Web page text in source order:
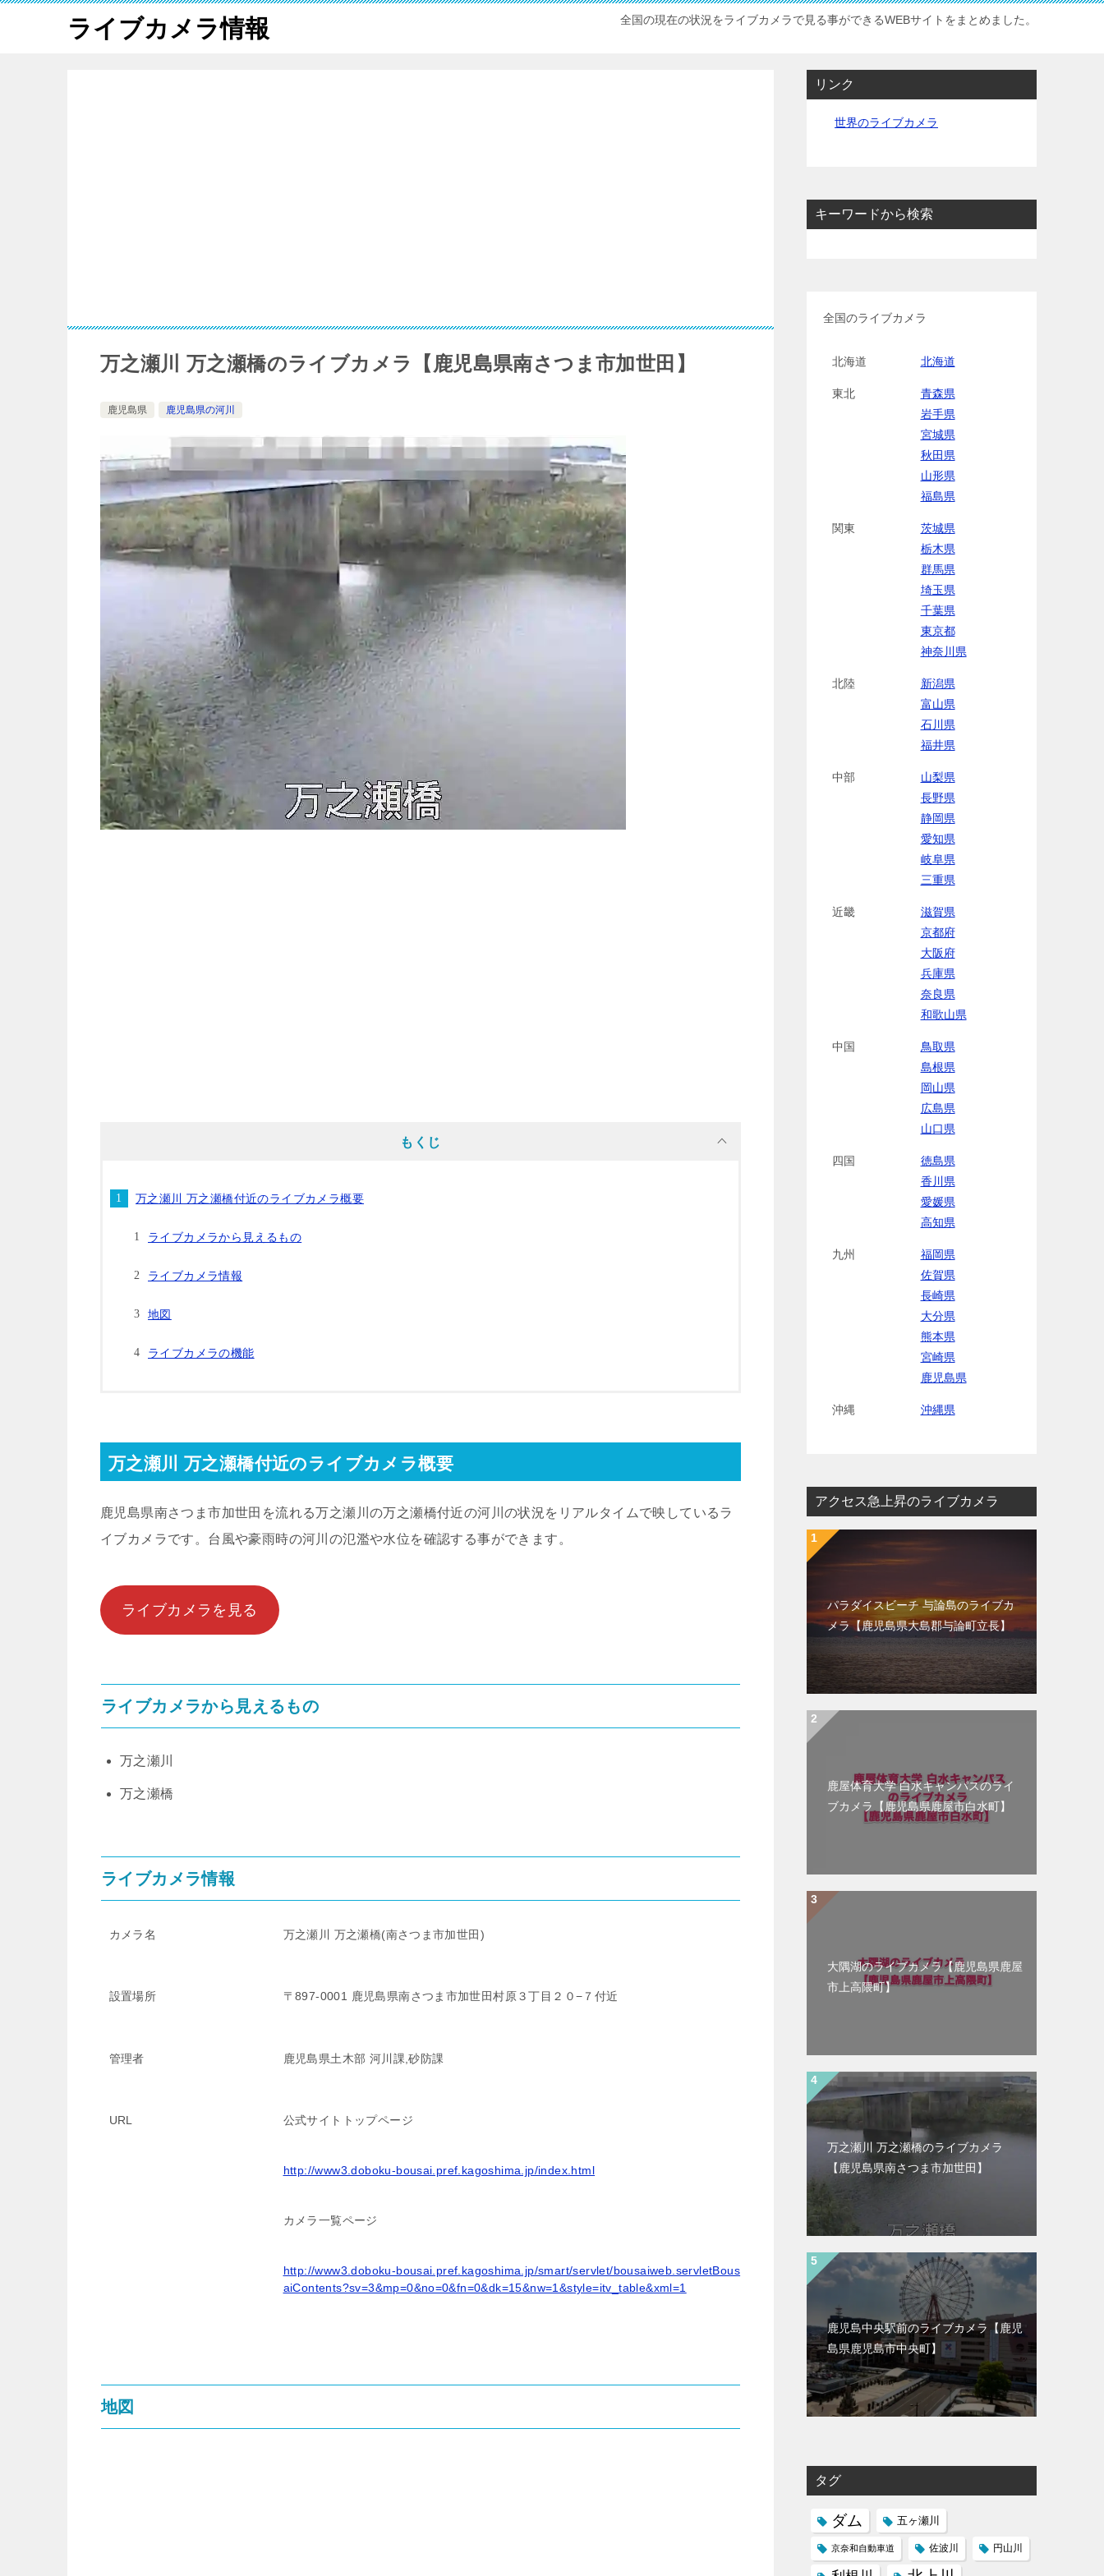
ライブカメラ情報 全国の現在の状況をライブカメラで見る事ができるWEBサイトをまとめました。
万之瀬川 万之瀬橋のライブカメラ【鹿児島県南さつま市加世田】
鹿児島県 鹿児島県の河川
もくじ
万之瀬川 万之瀬橋付近のライブカメラ概要
ライブカメラから見えるもの
ライブカメラ情報
地図
ライブカメラの機能
万之瀬川 万之瀬橋付近のライブカメラ概要
鹿児島県南さつま市加世田を流れる万之瀬川の万之瀬橋付近の河川の状況をリアルタイムで映しているラ
イブカメラです。台風や豪雨時の河川の氾濫や水位を確認する事ができます。
ライブカメラを見る
ライブカメラから見えるもの
万之瀬川
万之瀬橋
ライブカメラ情報
カメラ名 万之瀬川 万之瀬橋(南さつま市加世田)
設置場所 〒897-0001 鹿児島県南さつま市加世田村原３丁目２０−７付近
管理者 鹿児島県土木部 河川課,砂防課
URL 公式サイトトップページ
http://www3.doboku-bousai.pref.kagoshima.jp/index.html
カメラ一覧ページ
http://www3.doboku-bousai.pref.kagoshima.jp/smart/servlet/bousaiweb.servletBous
aiContents?sv=3&mp=0&no=0&fn=0&dk=15&nw=1&style=itv_table&xml=1
地図
リンク
世界のライブカメラ
キーワードから検索
全国のライブカメラ
北海道 北海道
東北
青森県
岩手県
宮城県
秋田県
山形県
福島県
関東
茨城県
栃木県
群馬県
埼玉県
千葉県
東京都
神奈川県
北陸
新潟県
富山県
石川県
福井県
中部
山梨県
長野県
静岡県
愛知県
岐阜県
三重県
近畿
滋賀県
京都府
大阪府
兵庫県
奈良県
和歌山県
中国
鳥取県
島根県
岡山県
広島県
山口県
四国
徳島県
香川県
愛媛県
高知県
九州
福岡県
佐賀県
長崎県
大分県
熊本県
宮崎県
鹿児島県
沖縄 沖縄県
アクセス急上昇のライブカメラ
パラダイスビーチ 与論島のライブカ
メラ【鹿児島県大島郡与論町立長】
鹿屋体育大学 白水キャンパスのライ
ブカメラ【鹿児島県鹿屋市白水町】
大隅湖のライブカメラ【鹿児島県鹿屋
市上高隈町】
万之瀬川 万之瀬橋のライブカメラ
【鹿児島県南さつま市加世田】
鹿児島中央駅前のライブカメラ【鹿児
島県鹿児島市中央町】
タグ
ダム 五ヶ瀬川
京奈和自動車道 佐波川 円山川